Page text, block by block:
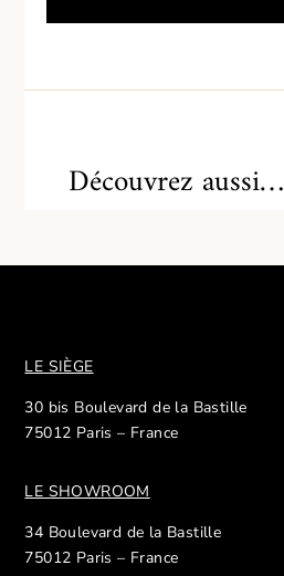
Découvrez aussi…
LE SIÈGE
30 bis Boulevard de la Bastille
75012 Paris – France
LE SHOWROOM
34 Boulevard de la Bastille
75012 Paris – France